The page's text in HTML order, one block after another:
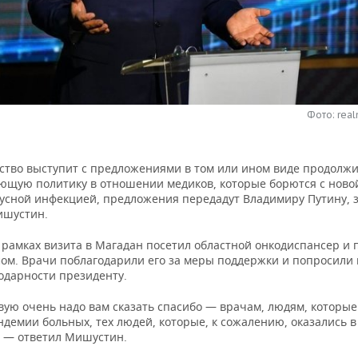
Фото:
выступит с предложениями в том или ином виде
политику в отношении медиков, которые борются с
инфекцией, предложения передадут Владимиру Путину,
визита в Магадан посетил областной онкодиспансер и
Врачи поблагодарили его за меры поддержки и попросили
президенту.
очень надо вам сказать спасибо — врачам, людям,
больных, тех людей, которые, к сожалению, оказались
— ответил Мишустин.